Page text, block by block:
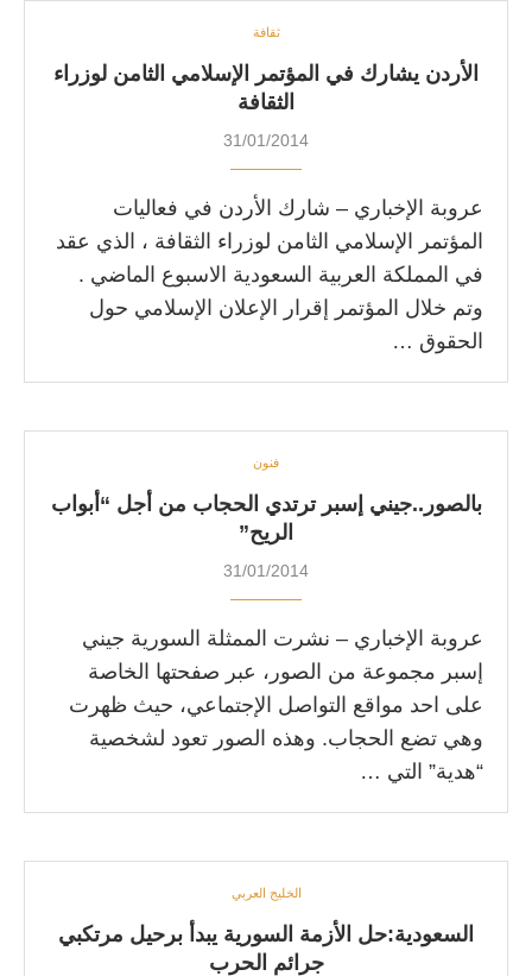
ثقافة
الأردن يشارك في المؤتمر الإسلامي الثامن لوزراء
الثقافة
31/01/2014
عروبة الإخباري – شارك الأردن في فعاليات
المؤتمر الإسلامي الثامن لوزراء الثقافة ، الذي عقد
في المملكة العربية السعودية الاسبوع الماضي .
وتم خلال المؤتمر إقرار الإعلان الإسلامي حول
الحقوق …
فنون
بالصور..جيني إسبر ترتدي الحجاب من أجل “أبواب
الريح”
31/01/2014
عروبة الإخباري – نشرت الممثلة السورية جيني
إسبر مجموعة من الصور، عبر صفحتها الخاصة
على احد مواقع التواصل الإجتماعي، حيث ظهرت
وهي تضع الحجاب. وهذه الصور تعود لشخصية
“هدية” التي …
الخليج العربي
السعودية:حل الأزمة السورية يبدأ برحيل مرتكبي
جرائم الحرب